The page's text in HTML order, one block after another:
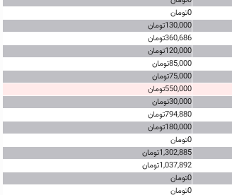
0تومان
130,000تومان
360,686تومان
120,000تومان
85,000تومان
75,000تومان
550,000تومان
30,000تومان
794,880تومان
180,000تومان
0تومان
1,302,885تومان
1,037,892تومان
0تومان
0تومان